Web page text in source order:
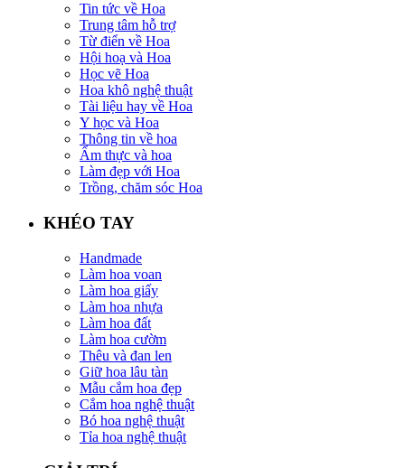
Tin tức về Hoa
Trung tâm hỗ trợ
Từ điển về Hoa
Hội hoạ và Hoa
Học vẽ Hoa
Hoa khô nghệ thuật
Tài liệu hay về Hoa
Y học và Hoa
Thông tin về hoa
Ẩm thực và hoa
Làm đẹp với Hoa
Trồng, chăm sóc Hoa
KHÉO TAY
Handmade
Làm hoa voan
Làm hoa giấy
Làm hoa nhựa
Làm hoa đất
Làm hoa cườm
Thêu và đan len
Giữ hoa lâu tàn
Mẫu cắm hoa đẹp
Cắm hoa nghệ thuật
Bó hoa nghệ thuật
Tỉa hoa nghệ thuật